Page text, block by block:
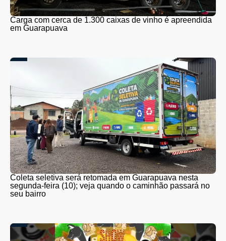
Carga com cerca de 1.300 caixas de vinho é apreendida
em Guarapuava
Coleta seletiva será retomada em Guarapuava nesta
segunda-feira (10); veja quando o caminhão passará no
seu bairro